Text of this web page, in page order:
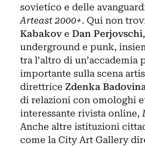
sovietico e delle
Arteast 2000+. Qui non
Kabakove Dan Perjovschi
underground e punk,
tra l’altro di
importante sulla scena
direttrice Zdenka
di relazioni con omologhi
interessante rivista online,
Anche altre istituzioni
come la City Art Gallery